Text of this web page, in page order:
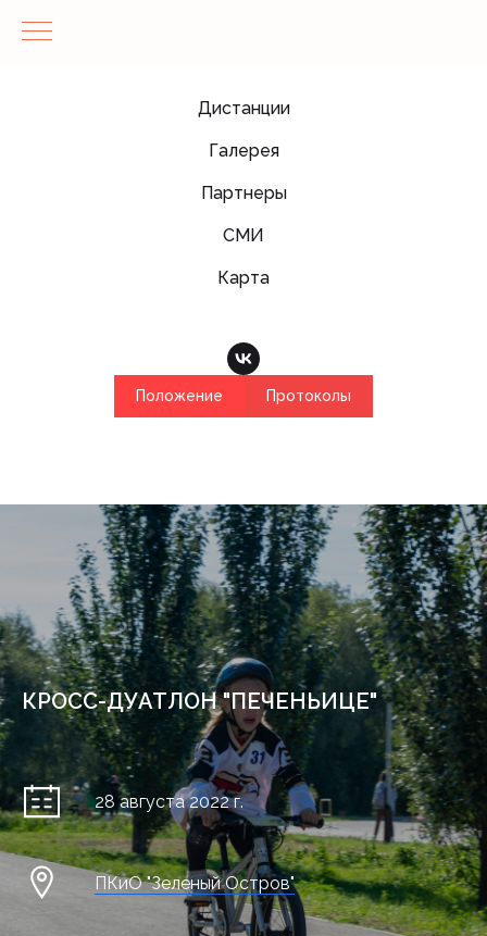
Дистанции
Галерея
Партнеры
СМИ
Карта
Положение Протоколы
КРОСС-ДУАТЛОН "ПЕЧЕНЬИЦЕ"
28 августа 2022 г.
ПКиО "Зеленый Остров"